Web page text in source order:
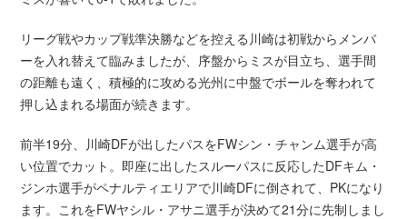
リーグ戦やカップ戦準決勝などを控える川崎は初戦からメンバ
ーを入れ替えて臨みましたが、序盤からミスが目立ち、選手間
の距離も遠く、積極的に攻める光州に中盤でボールを奪われて
押し込まれる場面が続きます。
前半19分、川崎DFが出したパスをFWシン・チャンム選手が高
い位置でカット。即座に出したスルーパスに反応したDFキム・
ジンホ選手がペナルティエリアで川崎DFに倒されて、PKになり
ます。これをFWヤシル・アサニ選手が決めて21分に先制しまし